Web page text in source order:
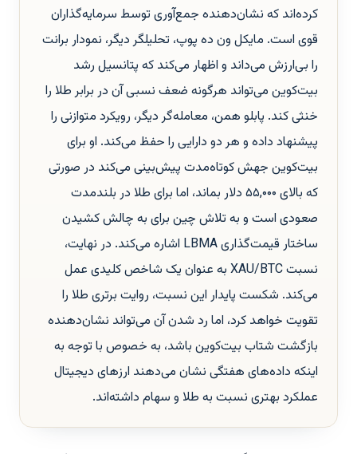
کرده‌اند که نشان‌دهنده جمع‌آوری توسط سرمایه‌گذاران
قوی است. مایکل ون ده پوپ، تحلیلگر دیگر، نمودار برانت
را بی‌ارزش می‌داند و اظهار می‌کند که پتانسیل رشد
بیت‌کوین می‌تواند هرگونه ضعف نسبی آن در برابر طلا را
خنثی کند. پابلو همن، معامله‌گر دیگر، رویکرد متوازنی را
پیشنهاد داده و هر دو دارایی را حفظ می‌کند. او برای
بیت‌کوین جهش کوتاه‌مدت پیش‌بینی می‌کند در صورتی
که بالای ۵۵,۰۰۰ دلار بماند، اما برای طلا در بلندمدت
صعودی است و به تلاش چین برای به چالش کشیدن
ساختار قیمت‌گذاری LBMA اشاره می‌کند. در نهایت،
نسبت XAU/BTC به عنوان یک شاخص کلیدی عمل
می‌کند. شکست پایدار این نسبت، روایت برتری طلا را
تقویت خواهد کرد، اما رد شدن آن می‌تواند نشان‌دهنده
بازگشت شتاب بیت‌کوین باشد، به خصوص با توجه به
اینکه داده‌های هفتگی نشان می‌دهند ارزهای دیجیتال
عملکرد بهتری نسبت به طلا و سهام داشته‌اند.